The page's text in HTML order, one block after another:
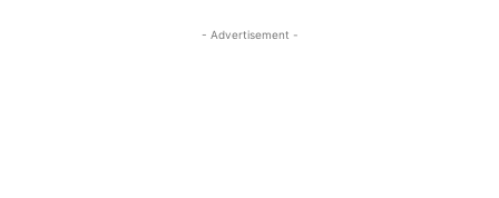
- Advertisement -